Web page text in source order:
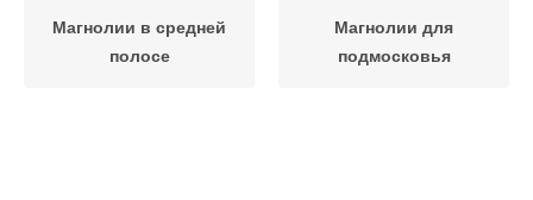
Магнолии в средней
полосе
Магнолии для
подмосковья